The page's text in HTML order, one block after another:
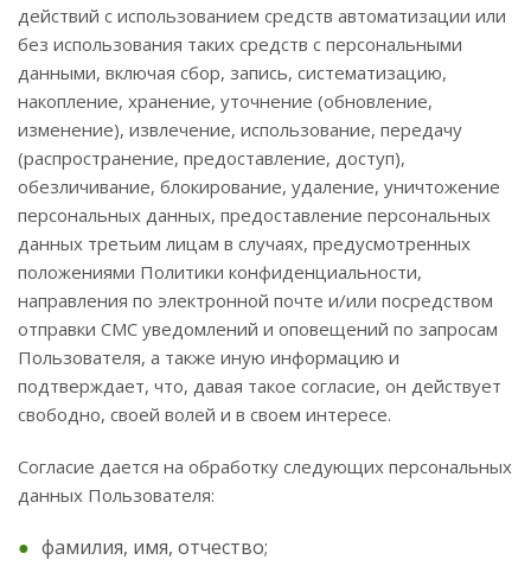
действий с использованием средств автоматизации или
без использования таких средств с персональными
данными, включая сбор, запись, систематизацию,
накопление, хранение, уточнение (обновление,
изменение), извлечение, использование, передачу
(распространение, предоставление, доступ),
обезличивание, блокирование, удаление, уничтожение
персональных данных, предоставление персональных
данных третьим лицам в случаях, предусмотренных
положениями Политики конфиденциальности,
направления по электронной почте и/или посредством
отправки СМС уведомлений и оповещений по запросам
Пользователя, а также иную информацию и
подтверждает, что, давая такое согласие, он действует
свободно, своей волей и в своем интересе.
Согласие дается на обработку следующих персональных
данных Пользователя:
фамилия, имя, отчество;